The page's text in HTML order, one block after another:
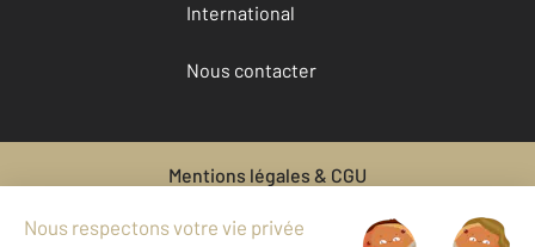
International
Nous contacter
Mentions légales & CGU